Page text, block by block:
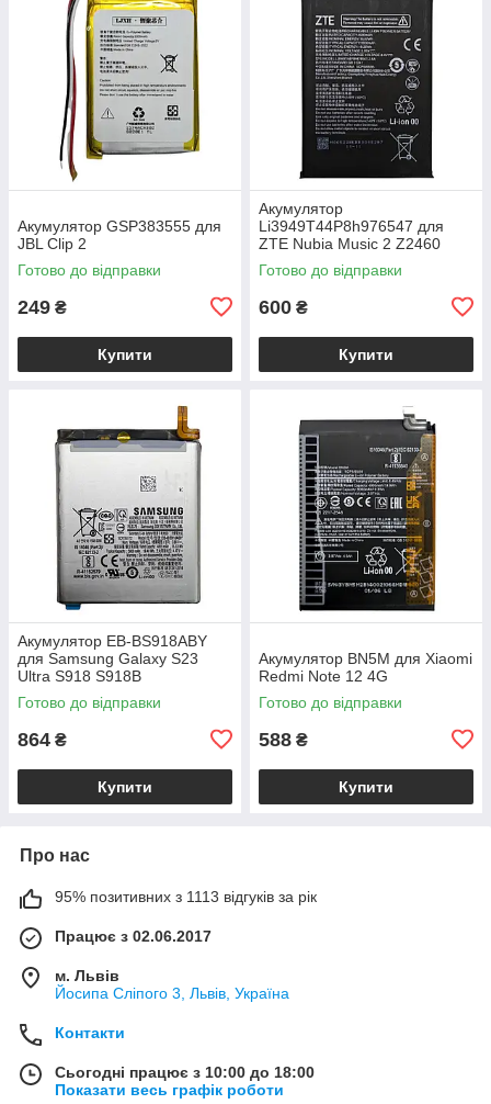
Акумулятор GSP383555 для
JBL Clip 2
Готово до відправки
249 ₴
Купити
Акумулятор
Li3949T44P8h976547 для
ZTE Nubia Music 2 Z2460
Готово до відправки
600 ₴
Купити
Акумулятор EB-BS918ABY
для Samsung Galaxy S23
Ultra S918 S918B
Готово до відправки
864 ₴
Купити
Акумулятор BN5M для Xiaomi
Redmi Note 12 4G
Готово до відправки
588 ₴
Купити
Про нас
95% позитивних з 1113 відгуків за рік
Працює з 02.06.2017
м. Львів
Йосипа Сліпого 3, Львів, Україна
Контакти
Сьогодні працює з 10:00 до 18:00
Показати весь графік роботи